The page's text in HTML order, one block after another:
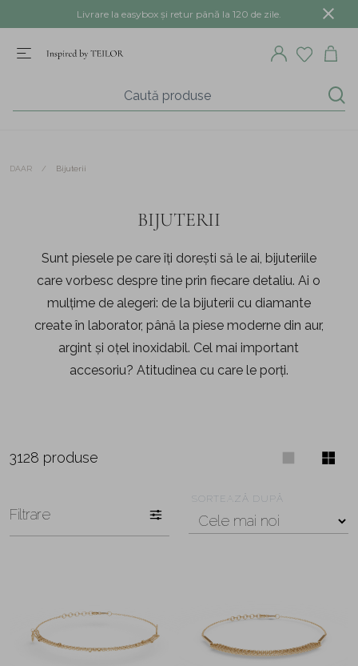
Livrare la easybox și retur până la 120 de zile.
DAAR / Bijuterii
BIJUTERII
Sunt piesele pe care îți dorești să le ai, bijuteriile
care vorbesc despre tine prin fiecare detaliu. Ai o
mulțime de alegeri: de la bijuterii cu diamante
create în laborator, până la piese moderne din aur,
argint și oțel inoxidabil. Cel mai important
accesoriu? Atitudinea cu care le porți.
3128 produse
Filtrare
SORTEAZĂ DUPĂ